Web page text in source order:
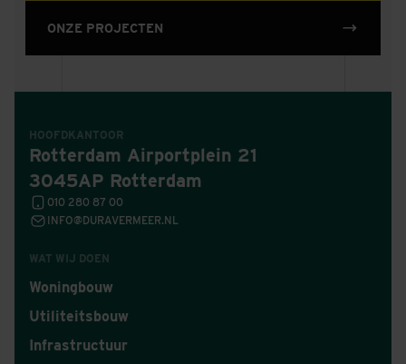
ONZE PROJECTEN
WAT WIJ DOEN
Woningbouw
Utiliteitsbouw
Infrastructuur
HOOFDKANTOOR
Rotterdam Airportplein 21
3045AP Rotterdam
010 280 87 00
INFO@DURAVERMEER.NL